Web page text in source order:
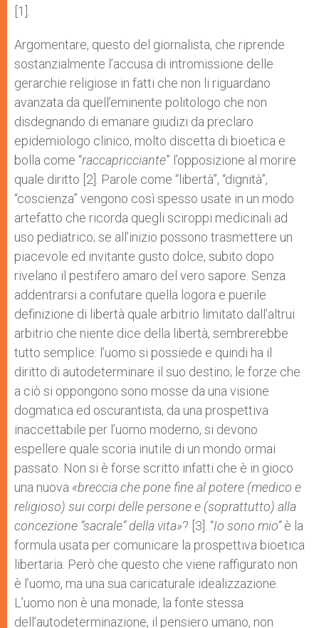
[1].
Argomentare, questo del giornalista, che riprende
sostanzialmente l’accusa di intromissione delle
gerarchie religiose in fatti che non li riguardano
avanzata da quell’eminente politologo che non
disdegnando di emanare giudizi da preclaro
epidemiologo clinico, molto discetta di bioetica e
bolla come “raccapricciante” l’opposizione al morire
quale diritto [2]. Parole come “libertà”, “dignità”,
“coscienza” vengono così spesso usate in un modo
artefatto che ricorda quegli sciroppi medicinali ad
uso pediatrico; se all’inizio possono trasmettere un
piacevole ed invitante gusto dolce, subito dopo
rivelano il pestifero amaro del vero sapore. Senza
addentrarsi a confutare quella logora e puerile
definizione di libertà quale arbitrio limitato dall’altrui
arbitrio che niente dice della libertà, sembrerebbe
tutto semplice: l’uomo si possiede e quindi ha il
diritto di autodeterminare il suo destino; le forze che
a ciò si oppongono sono mosse da una visione
dogmatica ed oscurantista, da una prospettiva
inaccettabile per l’uomo moderno, si devono
espellere quale scoria inutile di un mondo ormai
passato. Non si è forse scritto infatti che è in gioco
una nuova «breccia che pone fine al potere (medico e
religioso) sui corpi delle persone e (soprattutto) alla
concezione “sacrale” della vita»? [3]. “Io sono mio”è la
formula usata per comunicare la prospettiva bioetica
libertaria. Però che questo che viene raffigurato non
è l’uomo, ma una sua caricaturale idealizzazione.
L’uomo non è una monade, la fonte stessa
dell’autodeterminazione, il pensiero umano, non